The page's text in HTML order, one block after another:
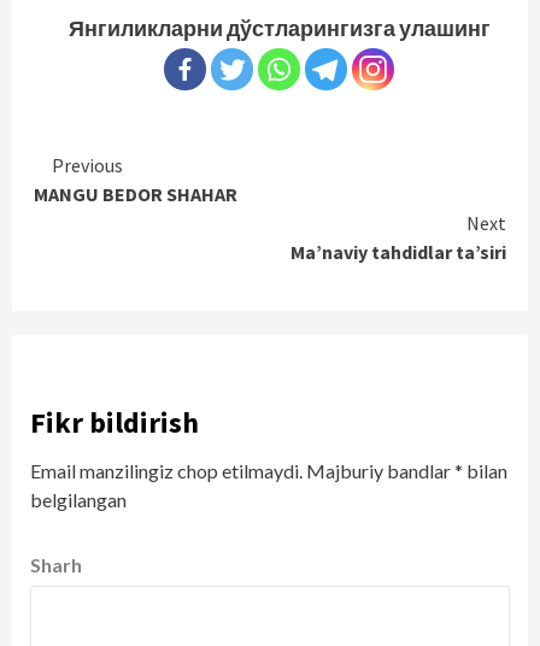
Янгиликларни дўстларингизга улашинг
Continue
Reading
Previous
MANGU BEDOR SHAHAR
Next
Ma’naviy tahdidlar ta’siri
Fikr bildirish
Email manzilingiz chop etilmaydi. Majburiy bandlar* bilan
belgilangan
Sharh